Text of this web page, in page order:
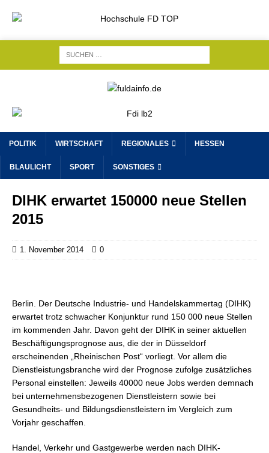
POLITIK WIRTSCHAFT REGIONALES HESSEN
BLAULICHT SPORT SONSTIGES
DIHK erwartet 150000 neue Stellen
2015
1. November 2014 0
Berlin. Der Deutsche Industrie- und Handelskammertag (DIHK)
erwartet trotz schwacher Konjunktur rund 150 000 neue Stellen
im kommenden Jahr. Davon geht der DIHK in seiner aktuellen
Beschäftigungsprognose aus, die der in Düsseldorf
erscheinenden
„Rheinischen Post“ vorliegt. Vor allem die
Dienstleistungsbranche wird der Prognose zufolge zusätzliches
Personal einstellen: Jeweils 40000 neue Jobs werden demnach
bei unternehmensbezogenen Dienstleistern sowie bei
Gesundheits- und Bildungsdienstleistern im Vergleich zum
Vorjahr geschaffen.
Handel, Verkehr und Gastgewerbe werden nach DIHK-